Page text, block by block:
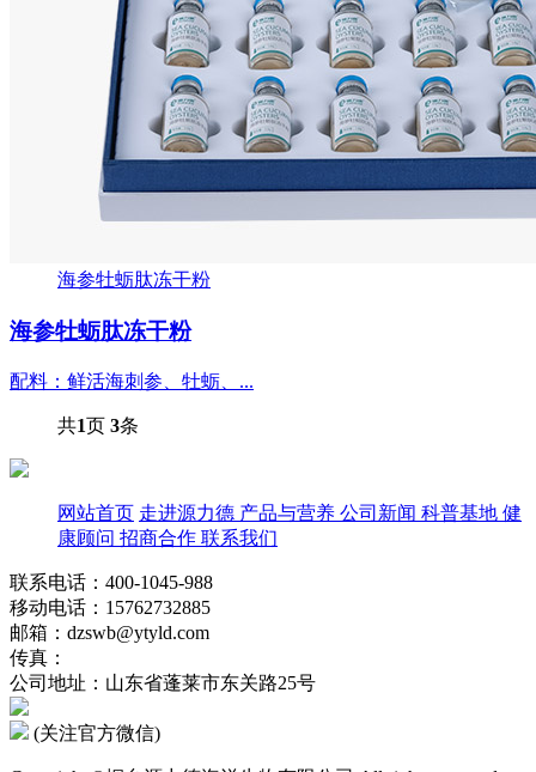
海参牡蛎肽冻干粉
海参牡蛎肽冻干粉
配料：鲜活海刺参、牡蛎、...
共1页 3条
网站首页 走进源力德 产品与营养 公司新闻 科普基地 健
康顾问 招商合作 联系我们
联系电话：400-1045-988
移动电话：15762732885
邮箱：dzswb@ytyld.com
传真：
公司地址：山东省蓬莱市东关路25号
(关注官方微信)